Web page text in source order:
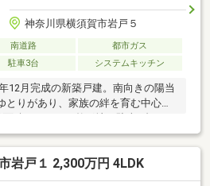
神奈川県横須賀市岩戸５
南道路
都市ガス
駐車3台 システムキッチン
12月完成の新築戸建。南向きの陽当
とりがあり、家族の絆を育む中心の
きの方や来客時も便利にサポートし
い南庭。ガーデニングや趣味の時
な暮らしが実現します。■全居室収
床下収納など、たっぷり収納で住空
岩戸１ 2,300万円 4LDK